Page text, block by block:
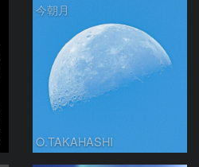
今朝月
O.TAKAHASHI